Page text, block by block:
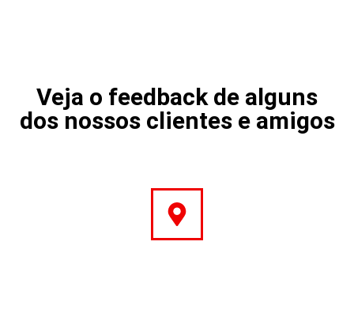
Veja o feedback de alguns
dos nossos clientes e amigos